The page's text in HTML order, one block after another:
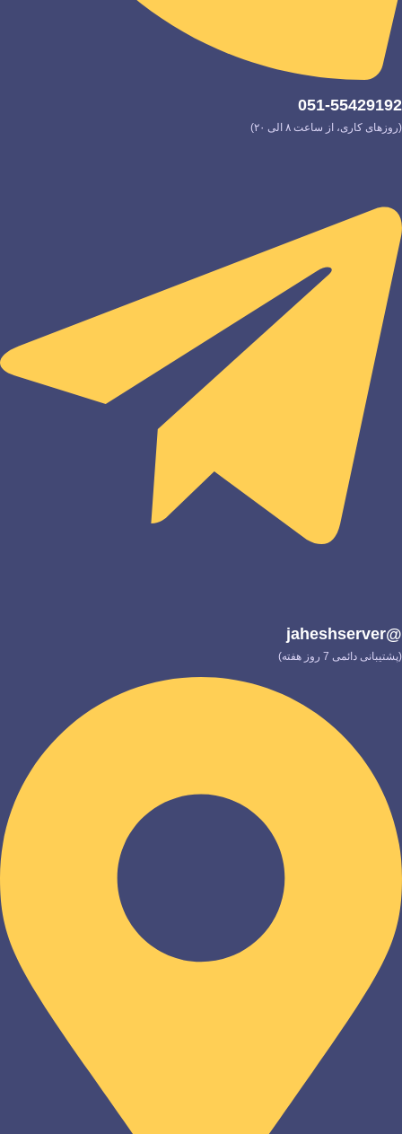
051-55429192
(روزهای کاری، از ساعت ۸ الی ۲۰)
@jaheshserver
(پشتیبانی دائمی 7 روز هفته)